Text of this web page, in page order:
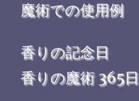
魔術での使用例
香りの記念日
香りの魔術 365日